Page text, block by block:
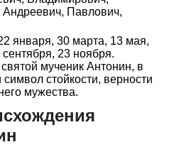
Андреевич, Павлович,
января, 30 марта, 13 мая,
23 ноября.
мученик Антонин, в
стойкости, верности
мужества.